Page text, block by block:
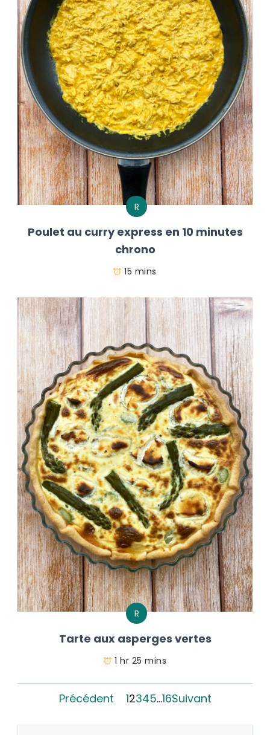
R
Poulet au curry express en 10 minutes
chrono
15 mins
R
Tarte aux asperges vertes
1 hr 25 mins
Précédent 12345…16Suivant